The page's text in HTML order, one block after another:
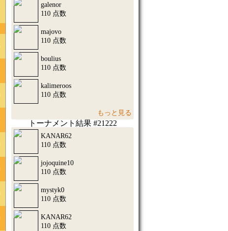
galenor
110 点数
majovo
110 点数
boulius
110 点数
kalimeroos
110 点数
もっと見る
トーナメント結果 #21222
KANAR62
110 点数
jojoquine10
110 点数
mystyk0
110 点数
KANAR62
110 点数